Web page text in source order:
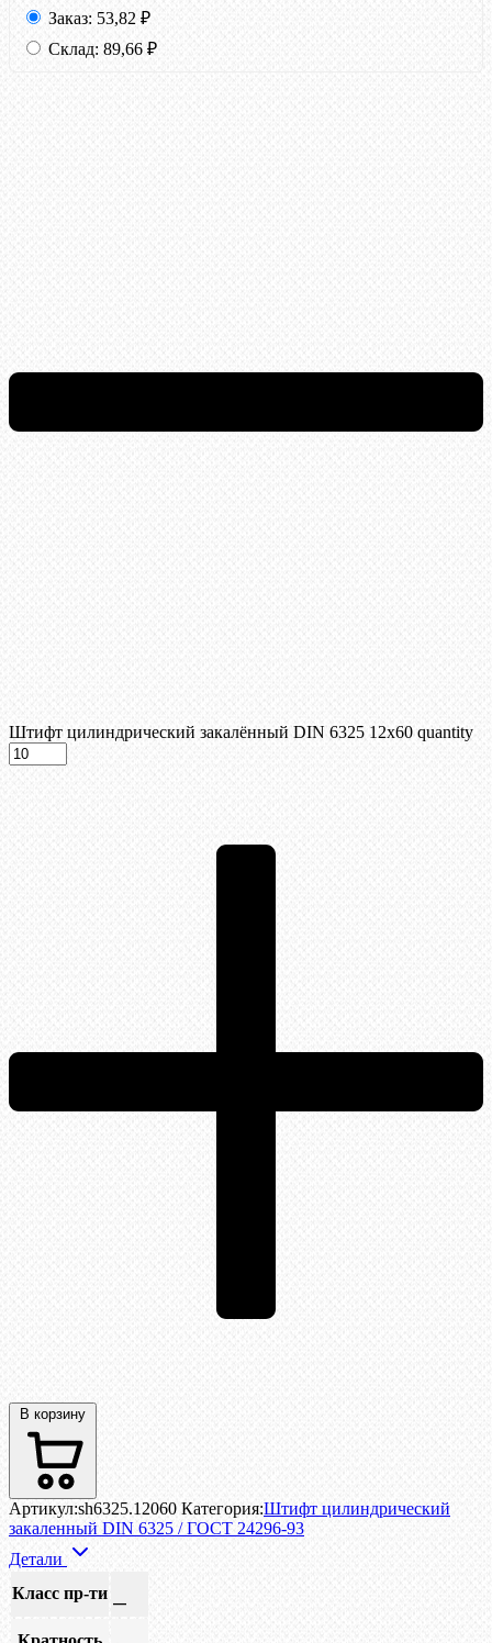
Заказ: 53,82 ₽
Склад: 89,66 ₽
Штифт цилиндрический закалённый DIN 6325 12х60 quantity
В корзину
Артикул:sh6325.12060 Категория:Штифт цилиндрический
закаленный DIN 6325 / ГОСТ 24296-93
Детали
Класс пр-ти —